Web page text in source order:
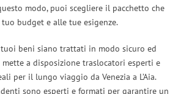
modo, puoi scegliere il pacchetto che
budget e alle tue esigenze.
beni siano trattati in modo sicuro ed
mette a disposizione traslocatori esperti e
per il lungo viaggio da Venezia a L’Aia.
sono esperti e formati per garantire un